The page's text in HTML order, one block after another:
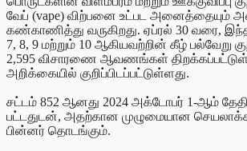
வேப் (vape) விற்பனை உட்பட அனைத்தையும்
கண்காணித்து வருகிறது. ஏப்ரல் 30 வரை,
7, 8, 9 மற்றும் 10 ஆகியவற்றின் கீழ் பல்வேறு
2,595 விசாரணை ஆவணங்கள்
அறிக்கையில் குறிப்பிடப்பட்டுள்ளது.
சட்டம் 852 ஆனது 2024 அக்டோபர் 1-ஆம்
பட்டதுடன், அதற்கான முழுமையான
பின்னர் தொடங்கும்.